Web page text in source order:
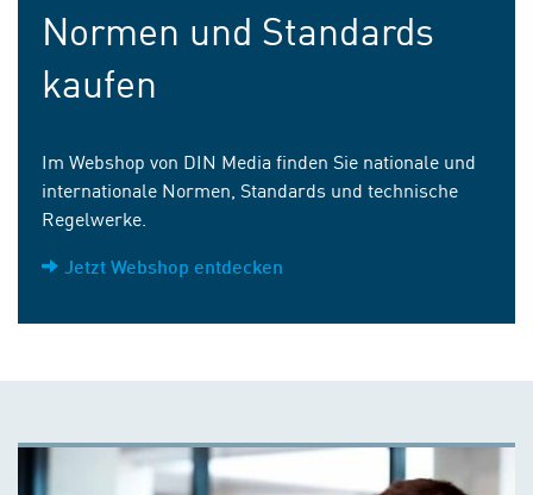
Normen und Standards
kaufen
Im Webshop von DIN Media finden Sie nationale und
internationale Normen, Standards und technische
Regelwerke.
Jetzt Webshop entdecken